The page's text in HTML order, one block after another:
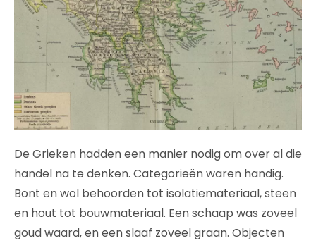
De Grieken hadden een manier nodig om over al die
handel na te denken. Categorieën waren handig.
Bont en wol behoorden tot isolatiemateriaal, steen
en hout tot bouwmateriaal. Een schaap was zoveel
goud waard, en een slaaf zoveel graan. Objecten